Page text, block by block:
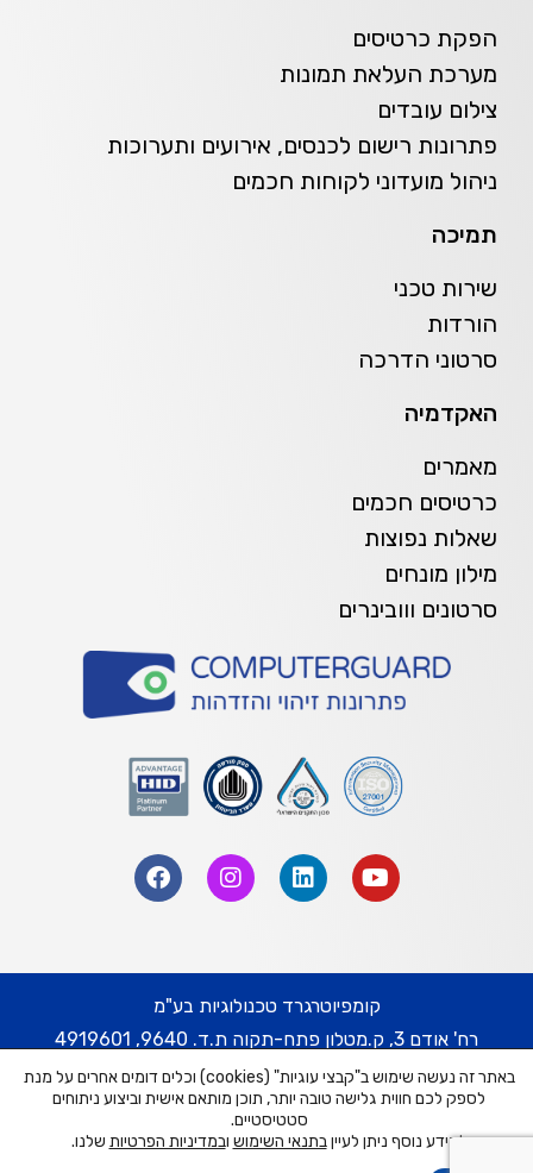
הפקת כרטיסים
מערכת העלאת תמונות
צילום עובדים
פתרונות רישום לכנסים, אירועים ותערוכות
ניהול מועדוני לקוחות חכמים
תמיכה
שירות טכני
הורדות
סרטוני הדרכה
האקדמיה
מאמרים
כרטיסים חכמים
שאלות נפוצות
מילון מונחים
סרטונים ווובינרים
קומפיוטרגרד טכנולוגיות בע"מ
רח' אודם 3, ק.מטלון פתח-תקוה ת.ד. 9640, 4919601
טל' 074-7452332 | פקס. 03-9217778
באתר זה נעשה שימוש ב"קבצי עוגיות" (cookies) וכלים דומים אחרים על מנת
לספק לכם חווית גלישה טובה יותר, תוכן מותאם אישית וביצוע ניתוחים
סטטיסטיים.
למידע נוסף ניתן לעייןבתנאי השימוש ובמדיניות הפרטיות שלנו.